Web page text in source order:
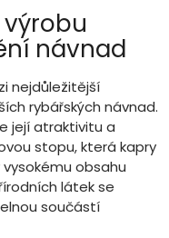
návnad
nejdůležitější
rybářských návnad.
její atraktivitu a
stopu, která kapry
obsahu
látek se
součástí